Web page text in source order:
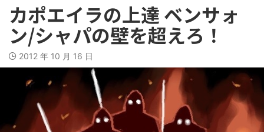
カポエイラの上達 ベンサォ
ン/シャパの壁を超えろ！
2012 年 10 月 16 日